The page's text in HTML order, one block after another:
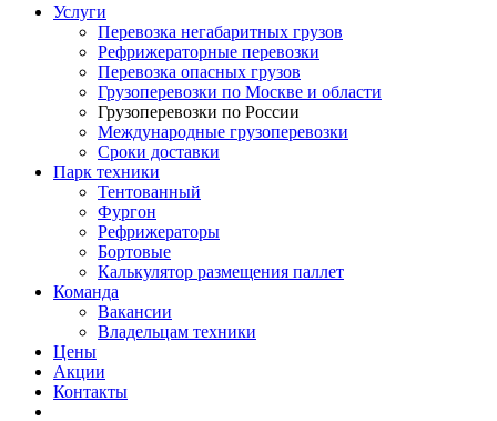
Услуги
Перевозка негабаритных грузов
Рефрижераторные перевозки
Перевозка опасных грузов
Грузоперевозки по Москве и области
Грузоперевозки по России
Международные грузоперевозки
Сроки доставки
Парк техники
Тентованный
Фургон
Рефрижераторы
Бортовые
Калькулятор размещения паллет
Команда
Вакансии
Владельцам техники
Цены
Акции
Контакты